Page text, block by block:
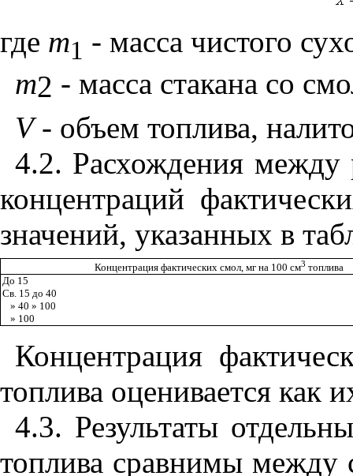
где т1 - масса чистого
т2 - масса стакана со
V- объем топлива,
4.2. Расхождения между
концентраций
значений, указанных в
Концентрация фактических смол, мг на 100 см3 топлива
До 15
Св. 15 до 40
» 40 » 100
» 100
Концентрация
топлива оценивается как
4.3. Результаты
топлива сравнимы между